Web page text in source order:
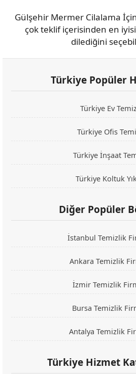
Gülşehir Mermer Cilalama
çok teklif içerisinden en
dilediğini
Türkiye Popüler
Türkiye Ev
Türkiye Ofis
Türkiye İnşaat
Türkiye Koltuk
Diğer Popüler
İstanbul Temizlik
Ankara Temizlik
İzmir Temizlik
Bursa Temizlik
Antalya Temizlik
Türkiye Hizmet